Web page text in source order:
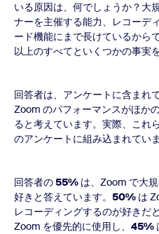
いる原因は、何でしょうか？大
ナーを主催する能力、レコーデ
ード機能にまで長けているから
以上のすべてといくつかの事実
回答者は、アンケートに含まれ
Zoom のパフォーマンスがほか
ると考えています。実際、これ
のアンケートに組み込まれていま
回答者の55% は、Zoom で大
好きと答えています。 50% は
レコーディングするのが好きだと
Zoom を優先的に使用し、 45%